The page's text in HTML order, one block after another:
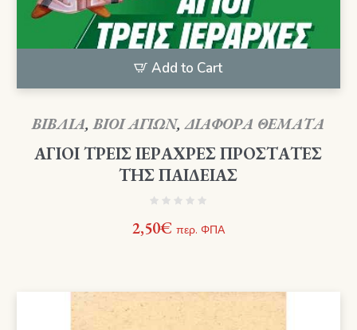
Add to Cart
ΒΙΒΛΙΑ,ΒΙΟΙ ΑΓΙΩΝ,ΔΙΑΦΟΡΑ ΘΕΜΑΤΑ
ΑΓΙΟΙ ΤΡΕΙΣ ΙΕΡΑΧΡΕΣ ΠΡΟΣΤΑΤΕΣ
ΤΗΣ ΠΑΙΔΕΙΑΣ
2,50€ περ. ΦΠΑ